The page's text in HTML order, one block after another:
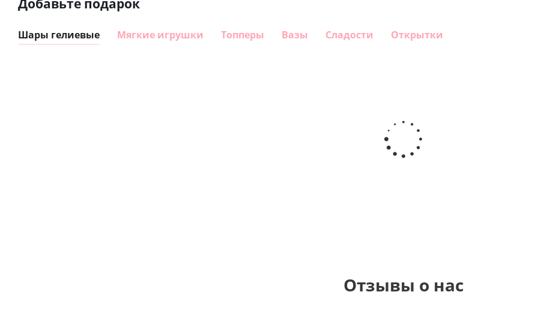
Добавьте подарок
Шары гелиевые Мягкие игрушки Топперы Вазы Сладости Открытки
сердце,
моя
любовь
Отзывы о нас